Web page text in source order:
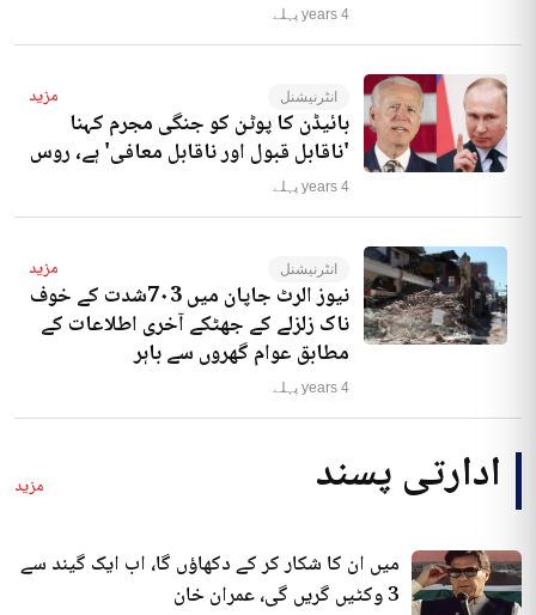
4 years پہلے
انٹرنیشنل مزید
بائیڈن کا پوٹن کو جنگی مجرم کہنا
'ناقابل قبول اور ناقابل معافی' ہے، روس
4 years پہلے
انٹرنیشنل مزید
نیوز الرٹ جاپان میں 7۰3شدت کے خوف
ناک زلزلے کے جھٹکے آخری اطلاعات کے
مطابق عوام گھروں سے باہر
4 years پہلے
ادارتی پسند مزید
میں ان کا شکار کر کے دکھاؤں گا، اب ایک گیند سے
3 وکٹیں گریں گی، عمران خان